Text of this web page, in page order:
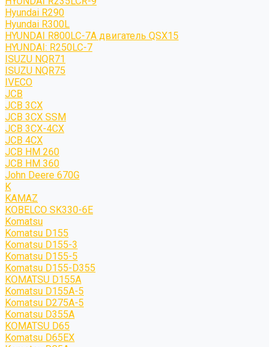
Hyundai R290
Hyundai R300L
HYUNDAI R800LC-7A двигатель QSX15
HYUNDAI: R250LC-7
ISUZU NQR71
ISUZU NQR75
IVECO
JCB
JCB 3CX
JCB 3CX SSM
JCB 3CX-4CX
JCB 4CX
JCB HM 260
JCB HM 360
John Deere 670G
K
KAMAZ
KOBELCO SK330-6E
Komatsu
Komatsu D155
Komatsu D155-3
Komatsu D155-5
Komatsu D155-D355
KOMATSU D155A
Komatsu D155A-5
Komatsu D275A-5
Komatsu D355A
KOMATSU D65
Komatsu D65EX